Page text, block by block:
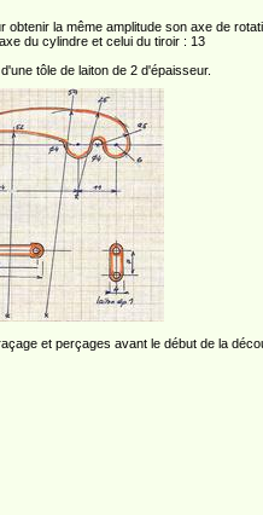
obtenir la même amplitude son axe de
du cylindre et celui du tiroir : 13
tôle de laiton de 2 d'épaisseur.
et perçages avant le début de la